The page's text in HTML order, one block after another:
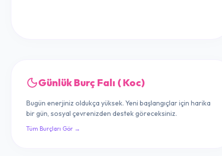
Günlük Burç Falı ( Koc)
Bugün enerjiniz oldukça yüksek. Yeni başlangıçlar için harika
bir gün, sosyal çevrenizden destek göreceksiniz.
Tüm Burçları Gör →